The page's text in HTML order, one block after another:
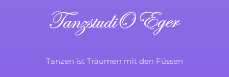
Tanzen ist Träumen mit den Füssen